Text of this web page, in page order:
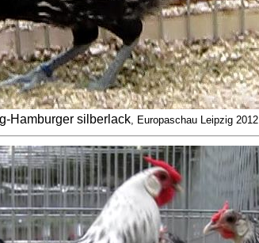
Hamburger silberlack, Europaschau Leipzig 2012